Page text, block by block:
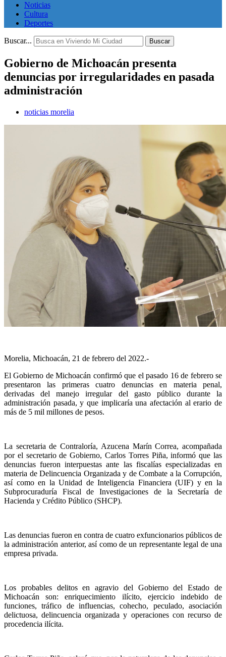
Noticias
Cultura
Deportes
Buscar... Buscar
Gobierno de Michoacán presenta
denuncias por irregularidades en pasada
administración
noticias morelia
Morelia, Michoacán, 21 de febrero del 2022.-
El Gobierno de Michoacán confirmó que el pasado 16 de febrero se
presentaron las primeras cuatro denuncias en materia penal,
derivadas del manejo irregular del gasto público durante la
administración pasada, y que implicaría una afectación al erario de
más de 5 mil millones de pesos.
La secretaria de Contraloría, Azucena Marín Correa, acompañada
por el secretario de Gobierno, Carlos Torres Piña, informó que las
denuncias fueron interpuestas ante las fiscalías especializadas en
materia de Delincuencia Organizada y de Combate a la Corrupción,
así como en la Unidad de Inteligencia Financiera (UIF) y en la
Subprocuraduría Fiscal de Investigaciones de la Secretaría de
Hacienda y Crédito Público (SHCP).
Las denuncias fueron en contra de cuatro exfuncionarios públicos de
la administración anterior, así como de un representante legal de una
empresa privada.
Los probables delitos en agravio del Gobierno del Estado de
Michoacán son: enriquecimiento ilícito, ejercicio indebido de
funciones, tráfico de influencias, cohecho, peculado, asociación
delictuosa, delincuencia organizada y operaciones con recurso de
procedencia ilícita.